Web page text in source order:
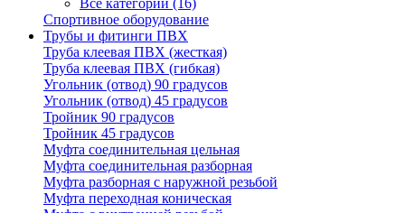
Все категории (16)
Спортивное оборудование
Трубы и фитинги ПВХ
Труба клеевая ПВХ (жесткая)
Труба клеевая ПВХ (гибкая)
Угольник (отвод) 90 градусов
Угольник (отвод) 45 градусов
Тройник 90 градусов
Тройник 45 градусов
Муфта соединительная цельная
Муфта соединительная разборная
Муфта разборная с наружной резьбой
Муфта переходная коническая